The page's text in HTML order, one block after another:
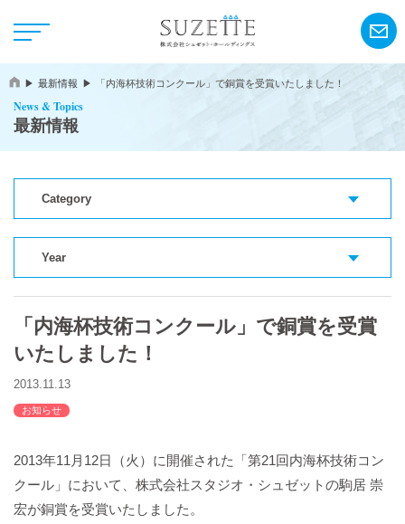
NEWS
アンリ・シャルパンティエ
シーキューブ
カサネオ
バックハウスイリエ
English
最新情報 「内海杯技術コンクール」で銅賞を受賞いたしました！
News & Topics
最新情報
Category
Year
「内海杯技術コンクール」で銅賞を受賞
いたしました！
2013.11.13
お知らせ
2013年11月12日（火）に開催された「第21回内海杯技術コン
クール」において、株式会社スタジオ・シュゼットの駒居 崇
宏が銅賞を受賞いたしました。